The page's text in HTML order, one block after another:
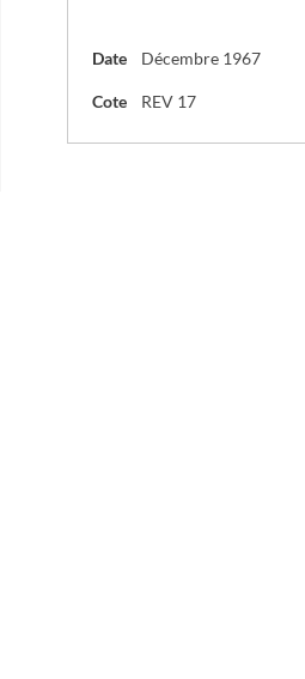
Date Décembre 1967
Cote REV 17